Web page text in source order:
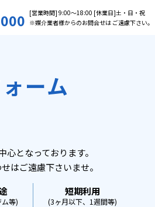
[営業時間] 9:00〜18:00 [休業日]土・日・祝
※媒介業者様からのお問合せは ご遠慮下さい。
ーム
心となっております。
はご遠慮下さいませ。
等)
短期利用
(3ヶ月以下、1週間等)